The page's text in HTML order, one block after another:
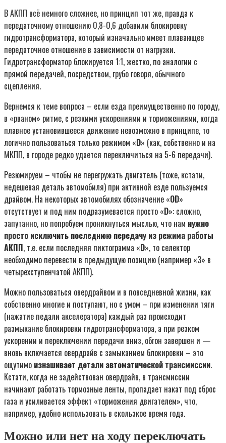
В АКПП всё немного сложнее, но принцип тот же, правда к
передаточному отношению 0,8-0,6 добавили блокировку
гидротрансформатора, который изначально имеет плавающее
передаточное отношение в зависимости от нагрузки.
Гидротрансформатор блокируется 1:1, жестко, по аналогии с
прямой передачей, посредством, грубо говоря, обычного
сцепления.
Вернемся к теме вопроса – если езда преимущественно по городу,
в «рваном» ритме, с резкими ускорениями и торможениями, когда
плавное установившееся движение невозможно в принципе, то
логично пользоваться только режимом «D» (как, собственно и на
МКПП, в городе редко удается переключиться на 5-6 передачи).
Резюмируем – чтобы не перегружать двигатель (тоже, кстати,
недешевая деталь автомобиля) при активной езде пользуемся
драйвом. На некоторых автомобилях обозначение «OD»
отсутствует и под ним подразумевается просто «D»: сложно,
запутанно, но попробуем проникнуться мыслью, что нам нужно
просто исключить последнюю передачу из режима работы
АКПП, т.е. если последняя пиктограмма «D», то селектор
необходимо перевести в предыдущую позицию (например «3» в
четырехступенчатой АКПП).
Можно пользоваться овердрайвом и в повседневной жизни, как
собственно многие и поступают, но с умом – при изменении тяги
(нажатие педали акселератора) каждый раз происходит
размыкание блокировки гидротрансформатора, а при резком
ускорении и переключении передачи вниз, обгон завершен и —
вновь включается овердрайв с замыканием блокировки – это
ощутимо изнашивает детали автоматической трансмиссии.
Кстати, когда не задействован овердрайв, в трансмиссии
начинают работать тормозные ленты, пропадает накат под сброс
газа и усиливается эффект «торможения двигателем», что,
например, удобно использовать в скользкое время года.
Можно или нет на ходу переключать